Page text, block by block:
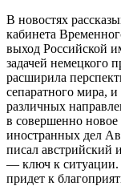
В новостях
кабинета
выход Российской
задачей немецкого
расширила
сепаратного мира,
различных
в совершенно
иностранных дел
писал австрийский
— ключ к ситуации.
придет к